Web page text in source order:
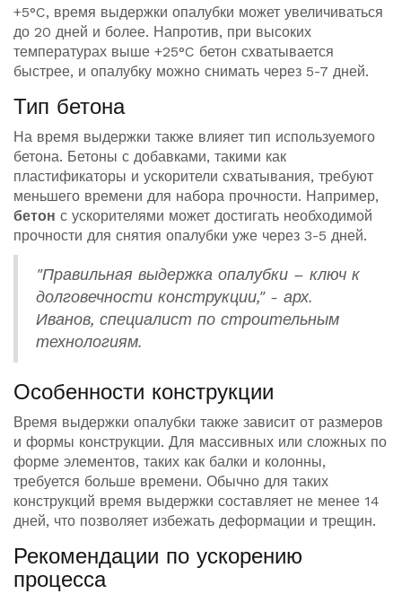
+5°C, время выдержки опалубки может увеличиваться
до 20 дней и более. Напротив, при высоких
температурах выше +25°C бетон схватывается
быстрее, и опалубку можно снимать через 5-7 дней.
Тип бетона
На время выдержки также влияет тип используемого
бетона. Бетоны с добавками, такими как
пластификаторы и ускорители схватывания, требуют
меньшего времени для набора прочности. Например,
бетон с ускорителями может достигать необходимой
прочности для снятия опалубки уже через 3-5 дней.
"Правильная выдержка опалубки – ключ к
долговечности конструкции," - арх.
Иванов, специалист по строительным
технологиям.
Особенности конструкции
Время выдержки опалубки также зависит от размеров
и формы конструкции. Для массивных или сложных по
форме элементов, таких как балки и колонны,
требуется больше времени. Обычно для таких
конструкций время выдержки составляет не менее 14
дней, что позволяет избежать деформации и трещин.
Рекомендации по ускорению
процесса